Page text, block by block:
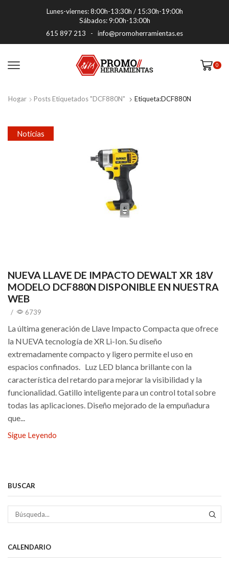
Lunes-viernes: 8:00h-13:30h / 15:30h-19:00h
Sábados: 9:00h-13:00h
615 897 213 - info@promoherramientas.es
0
Hogar Posts Etiquetados "DCF880N" Etiqueta:DCF880N
Noticias
NUEVA LLAVE DE IMPACTO DEWALT XR 18V
MODELO DCF880N DISPONIBLE EN NUESTRA
WEB
/ 6739
La última generación de Llave Impacto Compacta que ofrece
la NUEVA tecnología de XR Li-Ion. Su diseño
extremadamente compacto y ligero permite el uso en
espacios confinados. Luz LED blanca brillante con la
característica del retardo para mejorar la visibilidad y la
funcionalidad. Gatillo inteligente para un control total sobre
todas las aplicaciones. Diseño mejorado de la empuñadura
que...
Sigue Leyendo
BUSCAR
CALENDARIO